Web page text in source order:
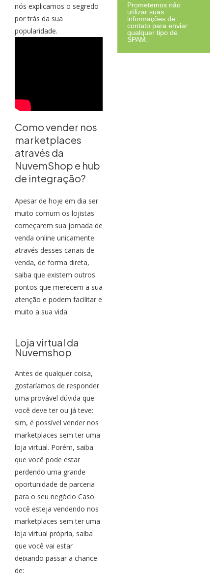
nós explicamos o segredo
por trás da sua
popularidade.
Como vender nos
marketplaces
através da
NuvemShop e hub
de integração?
Apesar de hoje em dia ser
muito comum os lojistas
começarem sua jornada de
venda online unicamente
através desses canais de
venda, de forma direta,
saiba que existem outros
pontos que merecem a sua
atenção e podem facilitar e
muito a sua vida.
Loja virtual da
Nuvemshop
Antes de qualquer coisa,
gostaríamos de responder
uma provável dúvida que
você deve ter ou já teve:
sim, é possível vender nos
marketplaces sem ter uma
loja virtual. Porém, saiba
que você pode estar
perdendo uma grande
oportunidade de parceria
para o seu negócio Caso
você esteja vendendo nos
marketplaces sem ter uma
loja virtual própria, saiba
que você vai estar
deixando passar a chance
de:
Prometemos não
utilizar suas
informações de
contato para enviar
qualquer tipo de
SPAM.